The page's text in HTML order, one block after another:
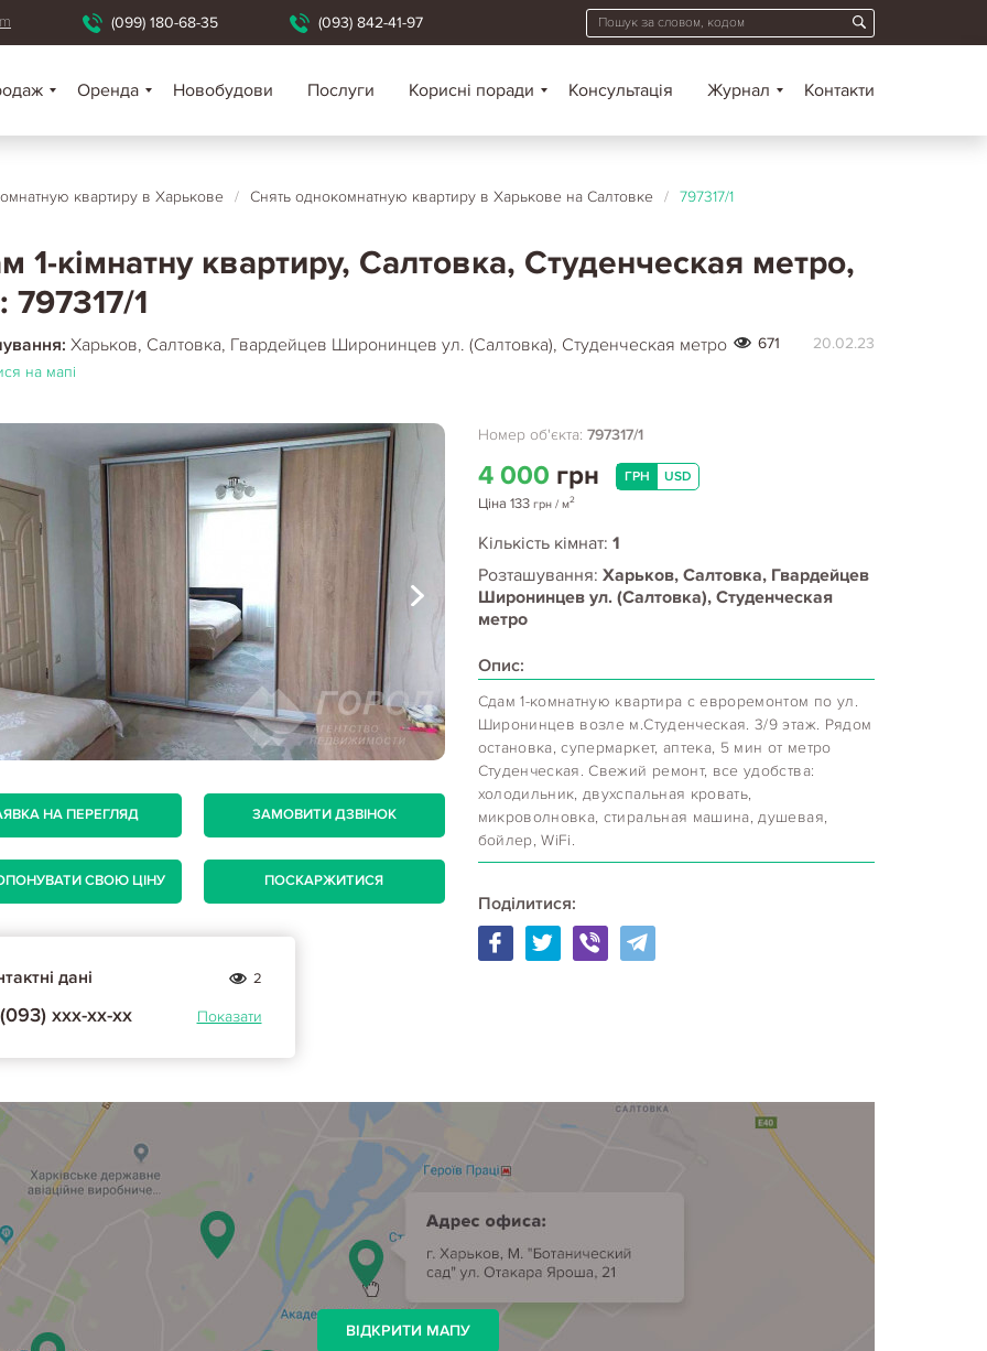
(099) 180-68-35 (093) 842-41-97
Оренда Новобудови Послуги Корисні поради Консультація Журнал Контакти
квартиру в Харькове / Снять однокомнатную квартиру в Харькове на Салтовке / 797317/1
1-кімнатну квартиру, Салтовка, Студенческая метро,
797317/1
Харьков, Салтовка, Гвардейцев Широнинцев ул. (Салтовка), Студенческая метро
на мапі
671 20.02.23
НА ПЕРЕГЛЯД ЗАМОВИТИ ДЗВІНОК
СВОЮ ЦІНУ ПОСКАРЖИТИСЯ
дані 2
(093) ххх-хх-хх Показати
Номер об'єкта: 797317/1
4 000 грн ГРН USD
Ціна 133 грн/ м2
Кількість кімнат: 1
Розташування: Харьков, Салтовка, Гвардейцев
Широнинцев ул. (Салтовка), Студенческая
метро
Опис:
Сдам 1-комнатную квартира с евроремонтом по ул.
Широнинцев возле м.Студенческая. 3/9 этаж. Рядом
остановка, супермаркет, аптека, 5 мин от метро
Студенческая. Свежий ремонт, все удобства:
холодильник, двухспальная кровать,
микроволновка, стиральная машина, душевая,
бойлер, WiFi.
Поділитися:
ВІДКРИТИ МАПУ